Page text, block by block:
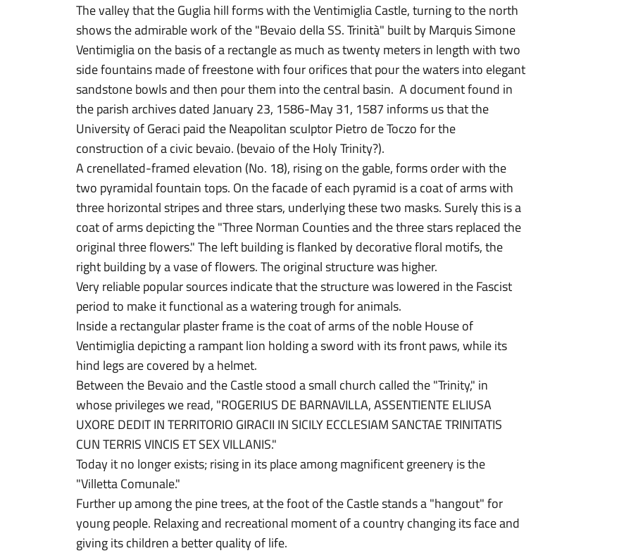
The valley that the Guglia hill forms with the Ventimiglia Castle, turning to the north
shows the admirable work of the "Bevaio della SS. Trinità" built by Marquis Simone
Ventimiglia on the basis of a rectangle as much as twenty meters in length with two
side fountains made of freestone with four orifices that pour the waters into elegant
sandstone bowls and then pour them into the central basin. A document found in
the parish archives dated January 23, 1586-May 31, 1587 informs us that the
University of Geraci paid the Neapolitan sculptor Pietro de Toczo for the
construction of a civic bevaio. (bevaio of the Holy Trinity?).
A crenellated-framed elevation (No. 18), rising on the gable, forms order with the
two pyramidal fountain tops. On the facade of each pyramid is a coat of arms with
three horizontal stripes and three stars, underlying these two masks. Surely this is a
coat of arms depicting the "Three Norman Counties and the three stars replaced the
original three flowers." The left building is flanked by decorative floral motifs, the
right building by a vase of flowers. The original structure was higher.
Very reliable popular sources indicate that the structure was lowered in the Fascist
period to make it functional as a watering trough for animals.
Inside a rectangular plaster frame is the coat of arms of the noble House of
Ventimiglia depicting a rampant lion holding a sword with its front paws, while its
hind legs are covered by a helmet.
Between the Bevaio and the Castle stood a small church called the "Trinity," in
whose privileges we read, "ROGERIUS DE BARNAVILLA, ASSENTIENTE ELIUSA
UXORE DEDIT IN TERRITORIO GIRACII IN SICILY ECCLESIAM SANCTAE TRINITATIS
CUN TERRIS VINCIS ET SEX VILLANIS."
Today it no longer exists; rising in its place among magnificent greenery is the
"Villetta Comunale."
Further up among the pine trees, at the foot of the Castle stands a "hangout" for
young people. Relaxing and recreational moment of a country changing its face and
giving its children a better quality of life.